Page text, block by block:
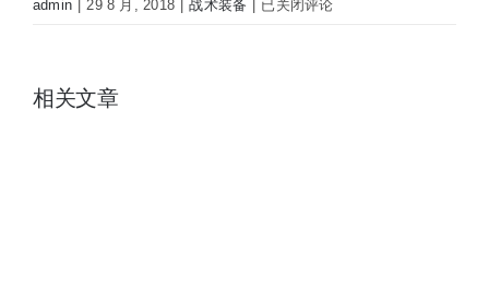
admin | 29 8 月, 2018 | 战术装备 | ARES-
已关闭评论
相关文章